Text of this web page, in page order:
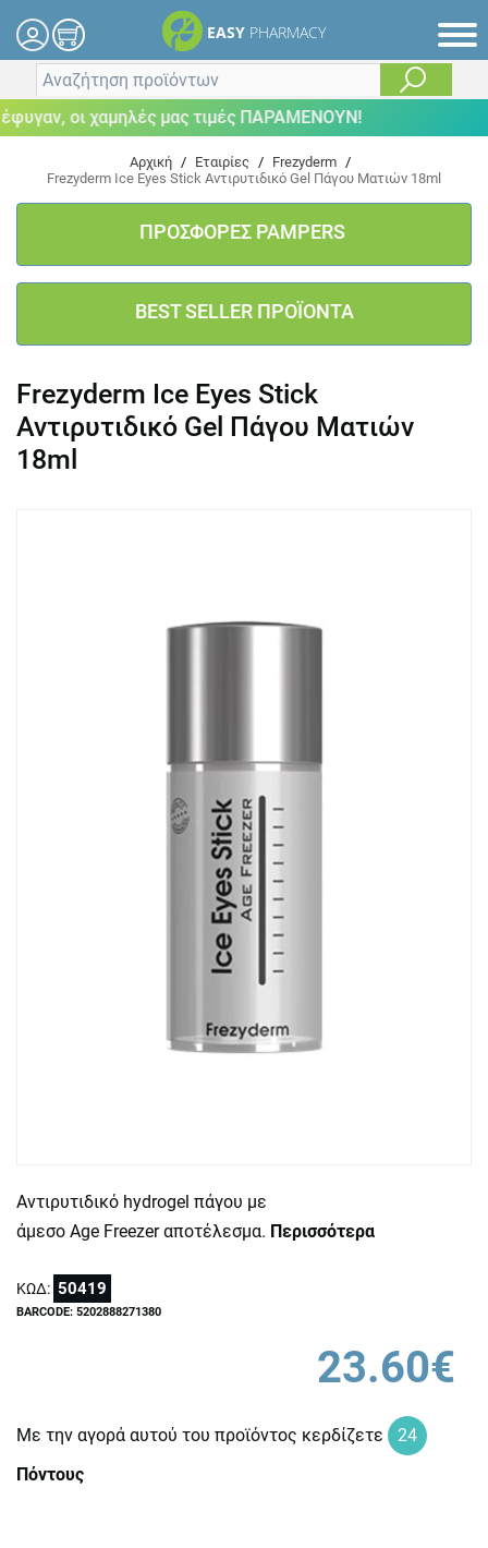
EASY PHARMACY
οι χαμηλές μας τιμές ΠΑΡΑΜΕΝΟΥΝ!
Αρχική / Εταιρίες / Frezyderm /
Frezyderm Ice Eyes Stick Αντιρυτιδικό Gel Πάγου Ματιών 18ml
ΠΡΟΣΦΟΡΕΣ PAMPERS
BEST SELLER ΠΡΟΪΟΝΤΑ
Frezyderm Ice Eyes Stick
Αντιρυτιδικό Gel Πάγου Ματιών
18ml
Αντιρυτιδικό hydrogel πάγου με
άμεσο Age Freezer αποτέλεσμα. Περισσότερα
ΚΩΔ: 50419
BARCODE: 5202888271380
23.60€
Με την αγορά αυτού του προϊόντος κερδίζετε
24
Πόντους